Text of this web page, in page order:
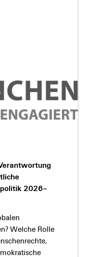
2026–
Welche Rolle